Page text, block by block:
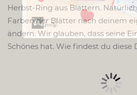
Herbst-Ring aus Blättern.
Farben der Blätter nach deinem
ändern. Wir glauben, dass seine
Schönes hat. Wie findest du diese